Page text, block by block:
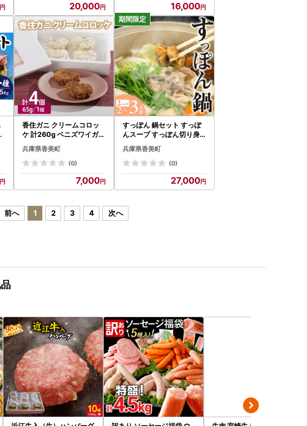
20,000 16,000
香住ガニ クリームコロッ
ケ 計260g ベニズワイガニ
カニ かに 48-08
兵庫県香美町
(0)
7,000
すっぽん 鍋セット すっぽ
んスープ すっぽん切り身
入り 調理済 冷凍 70-01
兵庫県香美町
(0)
27,000
前へ 1 2 3 4 次へ